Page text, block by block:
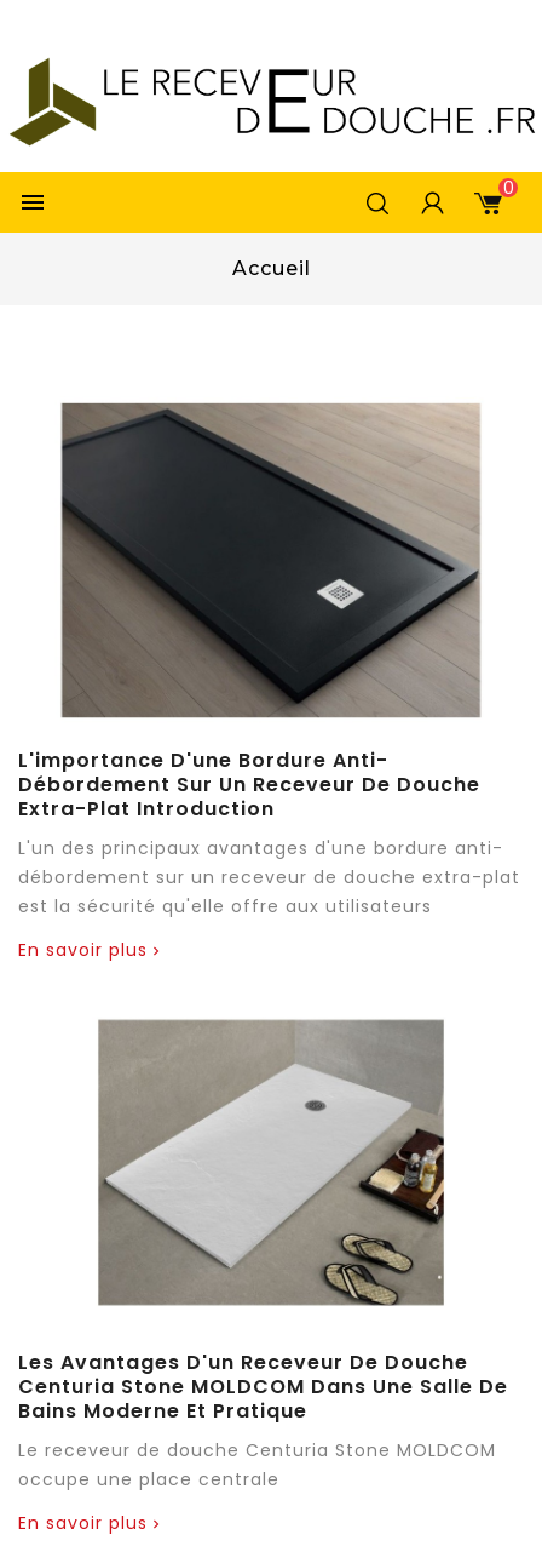
 0
Accueil
L'importance D'une Bordure Anti-
Débordement Sur Un Receveur De Douche
Extra-Plat Introduction
L'un des principaux avantages d'une bordure anti-
débordement sur un receveur de douche extra-plat
est la sécurité qu'elle offre aux utilisateurs
En savoir plus
Les Avantages D'un Receveur De Douche
Centuria Stone MOLDCOM Dans Une Salle De
Bains Moderne Et Pratique
Le receveur de douche Centuria Stone MOLDCOM
occupe une place centrale
En savoir plus